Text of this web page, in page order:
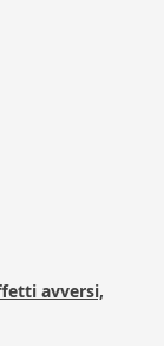
avversi,